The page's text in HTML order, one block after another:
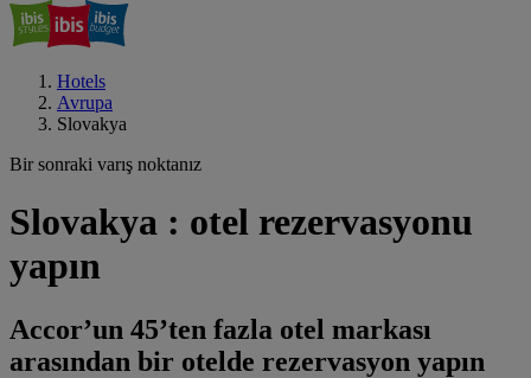
Hotels
Avrupa
Slovakya
Bir sonraki varış noktanız
Slovakya : otel rezervasyonu
yapın
Accor’un 45’ten fazla otel markası
arasından bir otelde rezervasyon yapın